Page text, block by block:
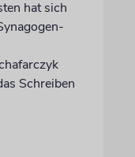
hat sich
Schreiben